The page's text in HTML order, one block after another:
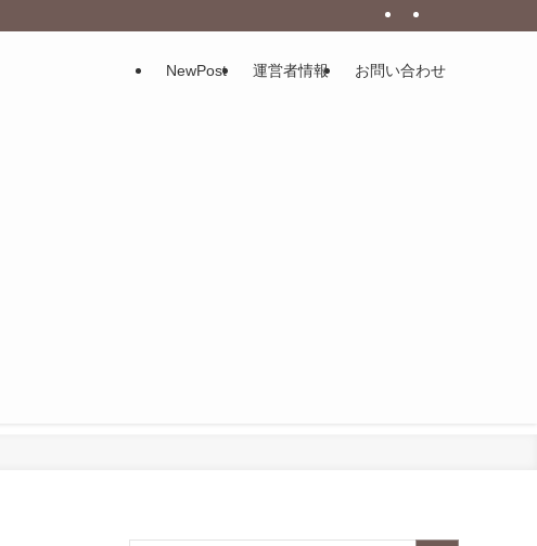
NewPost 運営者情報 お問い合わせ